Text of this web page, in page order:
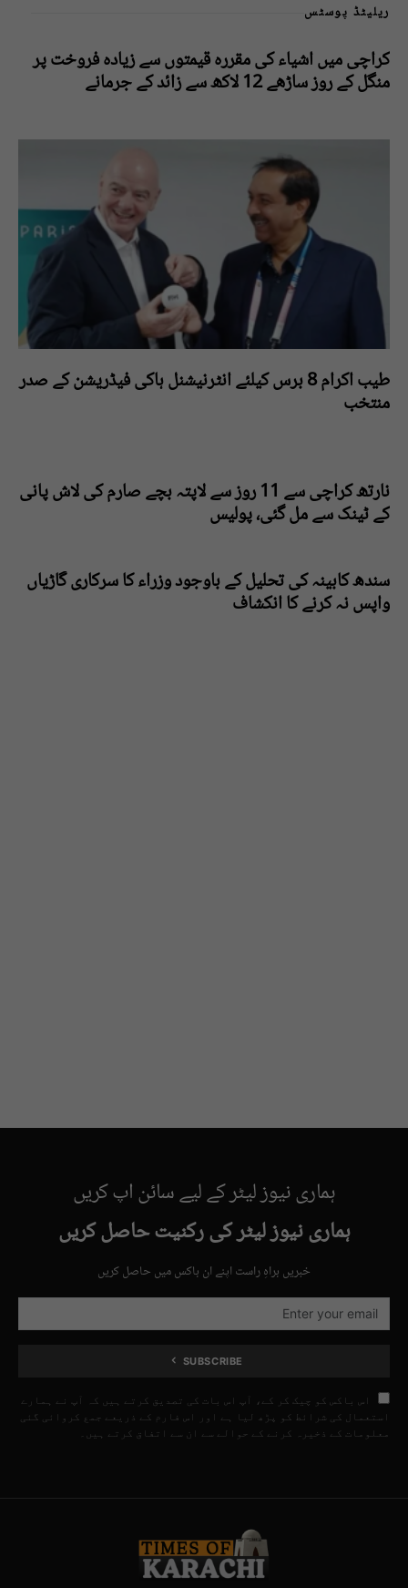
ریلیٹڈ پوسٹس
کراچی میں اشیاء کی مقررہ قیمتوں سے زیادہ فروخت پر
منگل کے روز ساڑھے 12 لاکھ سے زائد کے جرمانے
طیب اکرام 8 برس کیلئے انٹرنیشنل ہاکی فیڈریشن کے صدر
منتخب
نارتھ کراچی سے 11 روز سے لاپتہ بچے صارم کی لاش پانی
کے ٹینک سے مل گئی، پولیس
سندھ کابینہ کی تحلیل کے باوجود وزراء کا سرکاری گاڑیاں
واپس نہ کرنے کا انکشاف
ہماری نیوز لیٹر کے لیے سائن اپ کریں
ہماری نیوز لیٹر کی رکنیت حاصل کریں
خبریں براہِ راست اپنے ان باکس میں حاصل کریں
SUBSCRIBE
اس باکس کو چیک کر کے، آپ اس بات کی تصدیق کرتے ہیں کہ آپ نے ہمارے
استعمال کی شرائط کو پڑھ لیا ہے اور اس فارم کے ذریعے جمع کروائی گئی
معلومات کے ذخیرہ کرنے کے حوالے سے ان سے اتفاق کرتے ہیں۔